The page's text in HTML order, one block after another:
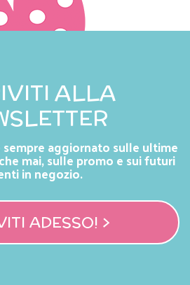
ALLA
aggiornato sulle ultime
mai, sulle promo e sui futuri
in negozio.
ADESSO! >